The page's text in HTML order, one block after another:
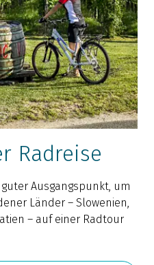
Radreise
guter Ausgangspunkt, um
Länder – Slowenien,
– auf einer Radtour